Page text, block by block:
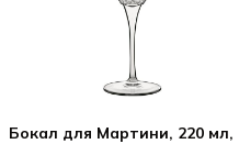
Бокал для Мартини, 220 мл,